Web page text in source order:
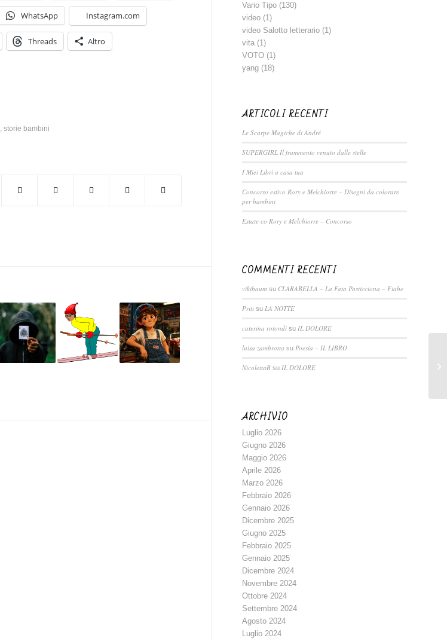
WhatsApp Instagram.com
Threads Altro
storie bambini
Vario Tipo (130)
video (1)
video Salotto letterario (1)
vita (1)
VOTO (1)
yang (18)
ARTICOLI RECENTI
Le Scarpe Magiche di André
SUPERGIRL Il frammento venuto dalle stelle
I Miei Libri a casa tua
Concorso estivo Rory e Melchiorre – Disegni da colorare
per bambini
Estate co Rory e Melchiorre – Concorso
COMMENTI RECENTI
vikibaum su CLARABELLA – La Fata Pasticciona – Fiabe
Priti su LA NOTTE
caterina rotondi su IL DOLORE
luisa zambrotta su Poesia – IL LIBRO
NicolettaR su IL DOLORE
ARCHIVIO
Luglio 2026
Giugno 2026
Maggio 2026
Aprile 2026
Marzo 2026
Febbraio 2026
Gennaio 2026
Dicembre 2025
Giugno 2025
Febbraio 2025
Gennaio 2025
Dicembre 2024
Novembre 2024
Ottobre 2024
Settembre 2024
Agosto 2024
Luglio 2024